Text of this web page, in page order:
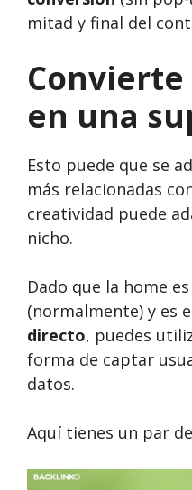
mitad y final del
en una
Esto puede que se
más relacionadas
creatividad puede
nicho.
Dado que la home
(normalmente) y es
directo, puedes
forma de captar
datos.
Aquí tienes un par